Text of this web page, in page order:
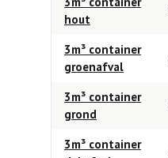
hout
3m³ container
groenafval
3m³ container
grond
3m³ container